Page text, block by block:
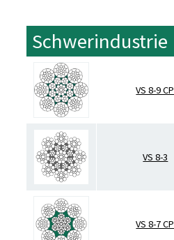
Schwerindustrie
VS 8-9 CP
VS 8-3
VS 8-7 CP